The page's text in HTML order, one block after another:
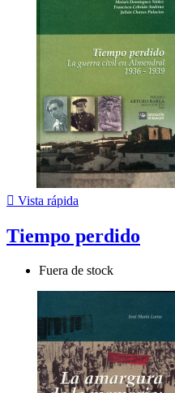
 Vista rápida
Tiempo perdido
Fuera de stock